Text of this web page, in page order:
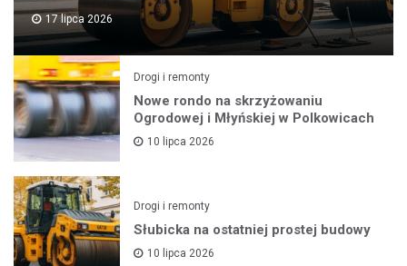
17 lipca 2026
Drogi i remonty
Nowe rondo na skrzyżowaniu
Ogrodowej i Młyńskiej w Polkowicach
10 lipca 2026
Drogi i remonty
Słubicka na ostatniej prostej budowy
10 lipca 2026